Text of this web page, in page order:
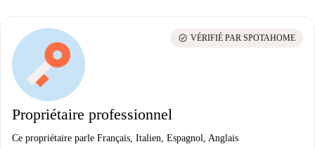
Propriétaire professionnel
Ce propriétaire parle Français, Italien, Espagnol, Anglais
check_circle VÉRIFIÉ PAR SPOTAHOME